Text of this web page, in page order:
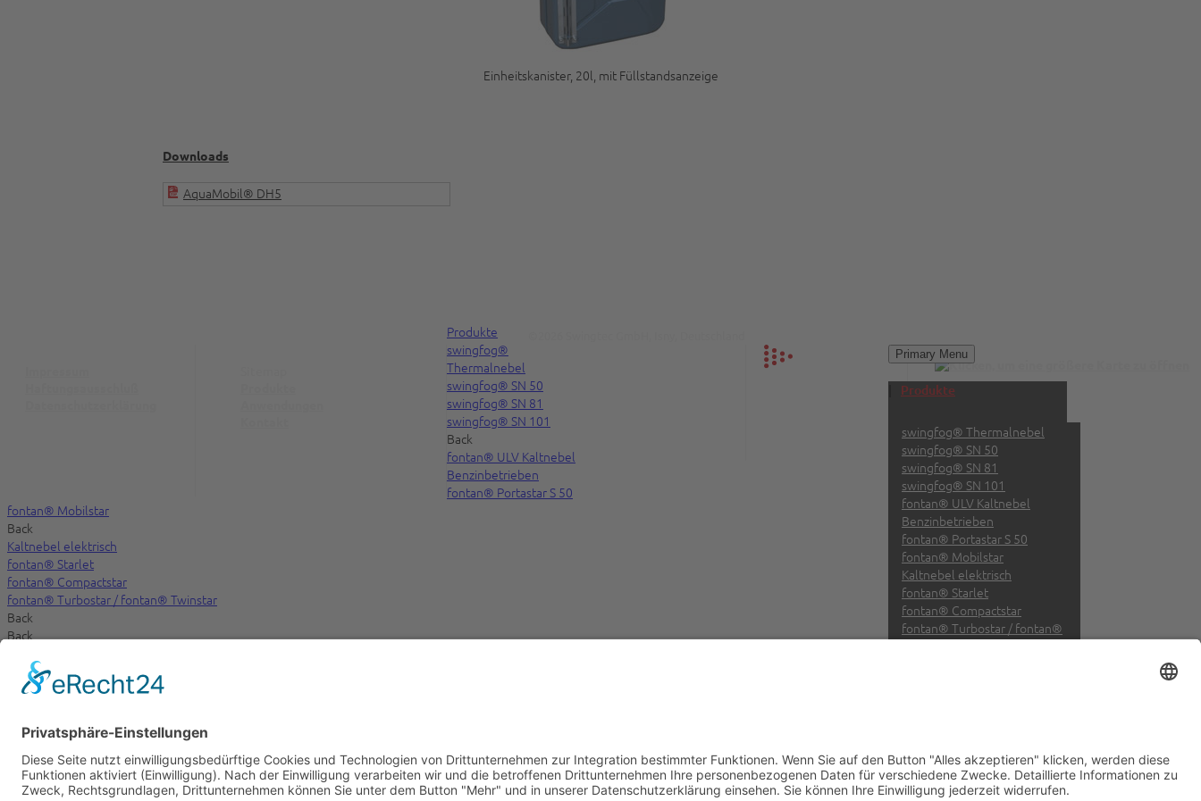
Primary Menu
Produkte
swingfog® Thermalnebel
swingfog® SN 50
swingfog® SN 81
swingfog® SN 101
fontan® ULV Kaltnebel
Benzinbetrieben
fontan® Portastar S 50
fontan® Mobilstar
Kaltnebel elektrisch
fontan® Starlet
fontan® Compactstar
fontan® Turbostar / fontan®
Anwendungen
Service
Einheitskanister, 20l, mit Füllstandsanzeige
Downloads
AquaMobil® DH5
Produkte
swingfog®
Thermalnebel
swingfog® SN 50
swingfog® SN 81
swingfog® SN 101
Back
fontan® ULV Kaltnebel
Benzinbetrieben
fontan® Portastar S 50
fontan® Mobilstar
Back
Kaltnebel elektrisch
fontan® Starlet
fontan® Compactstar
fontan® Turbostar / fontan® Twinstar
Back
Back
AquaMobil® DH 7
AquaMobil® DH5
AquaMobil® VP
Back
Back
Anwendungen
Service